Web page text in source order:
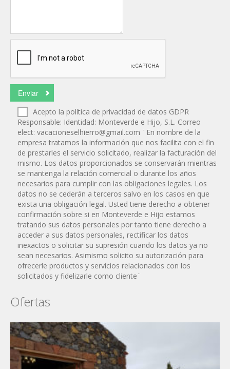
Acepto la política de privacidad de datos GDPR
Responsable: Identidad: Monteverde e Hijo, S.L. Correo
elect: vacacioneselhierro@gmail.com ¨En nombre de la
empresa tratamos la información que nos facilita con el fin
de prestarles el servicio solicitado, realizar la facturación del
mismo. Los datos proporcionados se conservarán mientras
se mantenga la relación comercial o durante los años
necesarios para cumplir con las obligaciones legales. Los
datos no se cederán a terceros salvo en los casos en que
exista una obligación legal. Usted tiene derecho a obtener
confirmación sobre si en Monteverde e Hijo estamos
tratando sus datos personales por tanto tiene derecho a
acceder a sus datos personales, rectificar los datos
inexactos o solicitar su supresión cuando los datos ya no
sean necesarios. Asimismo solicito su autorización para
ofrecerle productos y servicios relacionados con los
solicitados y fidelizarle como cliente¨
Ofertas